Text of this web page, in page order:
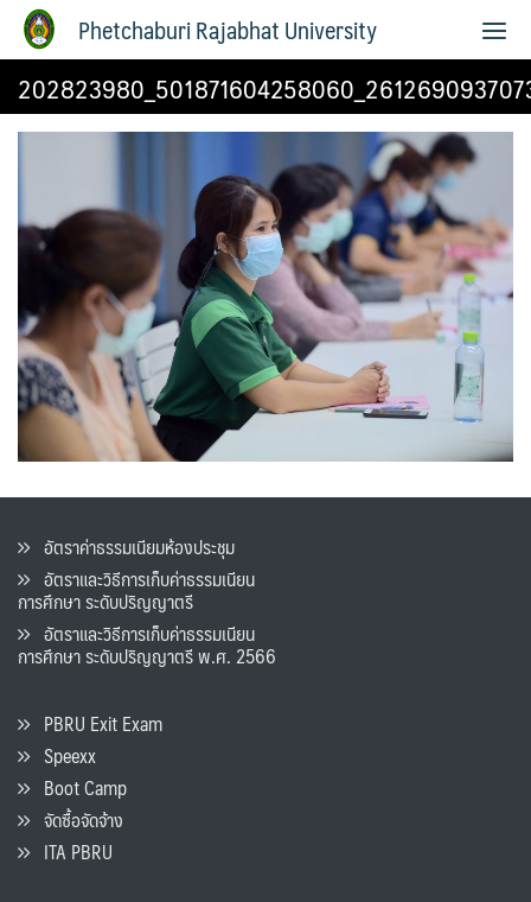
Phetchaburi Rajabhat University
อัตราค่าธรรมเนียมห้องประชุม
อัตราและวิธีการเก็บค่าธรรมเนียน
การศึกษา ระดับปริญญาตรี
อัตราและวิธีการเก็บค่าธรรมเนียน
การศึกษา ระดับปริญญาตรี พ.ศ. 2566
PBRU Exit Exam
Speexx
Boot Camp
จัดซื้อจัดจ้าง
ITA PBRU